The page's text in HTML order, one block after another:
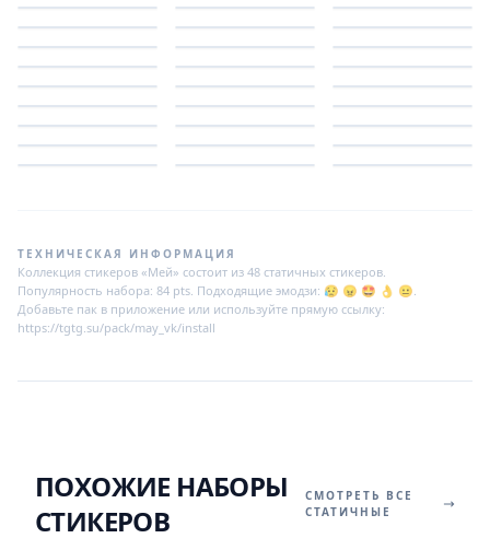
ТЕХНИЧЕСКАЯ ИНФОРМАЦИЯ
Коллекция стикеров «Мей» состоит из 48 статичных стикеров.
Популярность набора: 84 pts. Подходящие эмодзи: 😥 😠 🤩 👌 😐.
Добавьте пак в приложение или используйте прямую ссылку:
https://tgtg.su/pack/may_vk/install
ПОХОЖИЕ НАБОРЫ
СТИКЕРОВ
СМОТРЕТЬ ВСЕ
СТАТИЧНЫЕ